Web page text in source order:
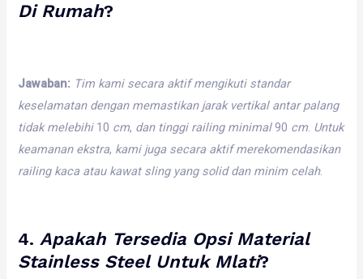
Di Rumah?
Jawaban: Tim kami secara aktif mengikuti standar
keselamatan dengan memastikan jarak vertikal antar palang
tidak melebihi10 cm, dan tinggi railing minimal90 cm. Untuk
keamanan ekstra, kami juga secara aktif merekomendasikan
railing kaca atau kawat sling yang solid dan minim celah.
4. Apakah Tersedia Opsi Material
Stainless Steel Untuk Mlati?